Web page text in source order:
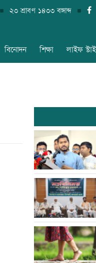
২৩ শ্রাবণ ১৪৩৩ বঙ্গাব্দ
বিনোদন শিক্ষা লাইফ